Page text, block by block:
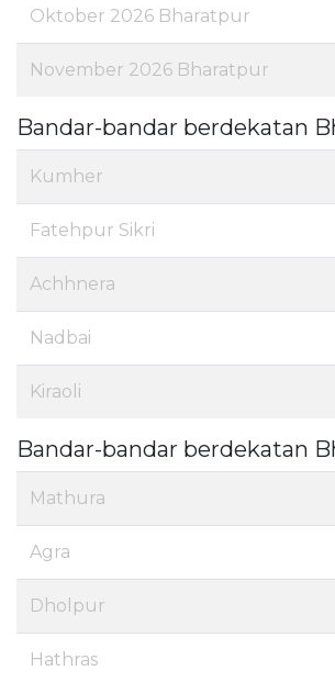
Oktober 2026 Bharatpur
November 2026 Bharatpur
Bandar-bandar berdekatan
Kumher
Fatehpur Sikri
Achhnera
Nadbai
Kiraoli
Bandar-bandar berdekatan
Mathura
Agra
Dholpur
Hathras